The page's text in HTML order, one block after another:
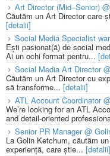
Art Director (Mid–Senior)
Căutăm un Art Director care
[detalii]
Social Media Specialist
Ești pasionat(ă) de social
Ai un ochi format pentru...
Social Media Art Director
Căutăm un Art Director cu
să transforme... [detalii]
ATL Account Coordinator
We’re looking for an ATL
and detail-oriented
Senior PR Manager @
La Golin Ketchum, căutăm
experiență, care știe... [detalii]